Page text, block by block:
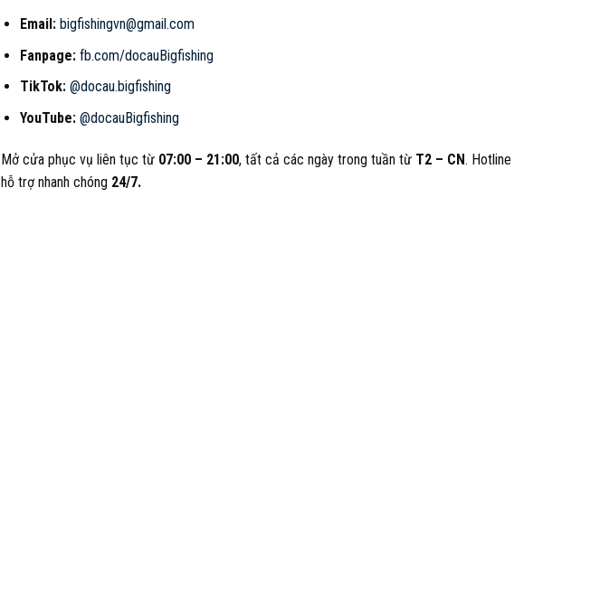
Email: bigfishingvn@gmail.com
Fanpage: fb.com/docauBigfishing
TikTok: @docau.bigfishing
YouTube: @docauBigfishing
Mở cửa phục vụ liên tục từ 07:00 – 21:00, tất cả các ngày trong tuần từ T2 – CN. Hotline
hỗ trợ nhanh chóng 24/7.